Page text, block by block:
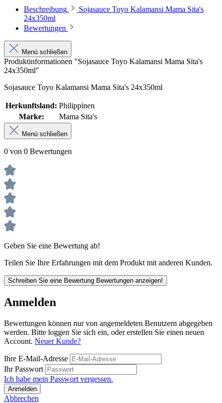
Beschreibung
Sojasauce Toyo Kalamansi Mama Sita's
24x350ml
Bewertungen
Menü schließen
Produktinformationen "Sojasauce Toyo Kalamansi Mama Sita's
24x350ml"
Sojasauce Toyo Kalamansi Mama Sita's 24x350ml
Herkunftsland: Philippinen
Marke:
Mama Sita's
Menü schließen
0 von 0 Bewertungen
Geben Sie eine Bewertung ab!
Teilen Sie Ihre Erfahrungen mit dem Produkt mit anderen Kunden.
Schreiben Sie eine Bewertung Bewertungen anzeigen!
Anmelden
Bewertungen können nur von angemeldeten Benutzern abgegeben
werden. Bitte loggen Sie sich ein, oder erstellen Sie einen neuen
Account. Neuer Kunde?
Ihre E-Mail-Adresse
Ihr Passwort
Ich habe mein Passwort vergessen.
Anmelden
Abbrechen